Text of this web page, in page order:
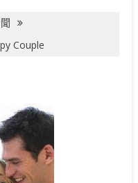
Couple